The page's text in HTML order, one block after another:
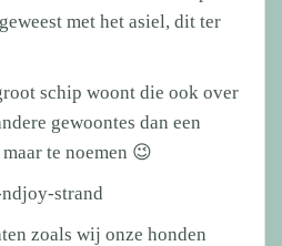
met het asiel, dit ter
schip woont die ook over
gewoontes dan een
te noemen 😉
zoals wij onze honden